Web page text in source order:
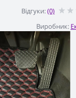
Відгуки:(0)
Виробник: